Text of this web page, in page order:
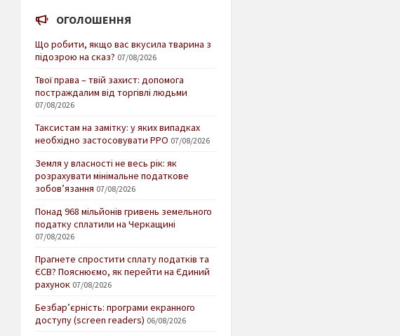
ОГОЛОШЕННЯ
Що робити, якщо вас вкусила тварина з
підозрою на сказ? 07/08/2026
Твої права – твій захист: допомога
постраждалим від торгівлі людьми
07/08/2026
Таксистам на замітку: у яких випадках
необхідно застосовувати РРО 07/08/2026
Земля у власності не весь рік: як
розрахувати мінімальне податкове
зобов’язання 07/08/2026
Понад 968 мільйонів гривень земельного
податку сплатили на Черкащині
07/08/2026
Прагнете спростити сплату податків та
ЄСВ? Пояснюємо, як перейти на Єдиний
рахунок 07/08/2026
Безбар’єрність: програми екранного
доступу (screen readers) 06/08/2026